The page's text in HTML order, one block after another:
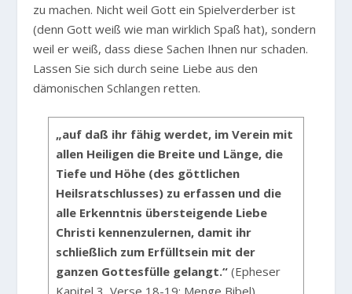
zu machen. Nicht weil Gott ein Spielverderber ist
(denn Gott weiß wie man wirklich Spaß hat), sondern
weil er weiß, dass diese Sachen Ihnen nur schaden.
Lassen Sie sich durch seine Liebe aus den
dämonischen Schlangen retten.
„auf daß ihr fähig werdet, im Verein mit
allen Heiligen die Breite und Länge, die
Tiefe und Höhe (des göttlichen
Heilsratschlusses) zu erfassen und die
alle Erkenntnis übersteigende Liebe
Christi kennenzulernen, damit ihr
schließlich zum Erfülltsein mit der
ganzen Gottesfülle gelangt.“ (Epheser
Kapitel 3, Verse 18-19; Menge Bibel)